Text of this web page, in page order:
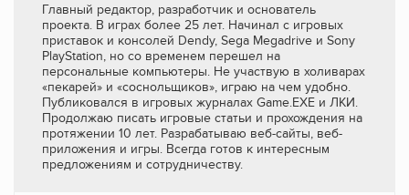
Главный редактор, разработчик и основатель
проекта. В играх более 25 лет. Начинал с игровых
приставок и консолей Dendy, Sega Megadrive и Sony
PlayStation, но со временем перешел на
персональные компьютеры. Не участвую в холиварах
«пекарей» и «соснольщиков», играю на чем удобно.
Публиковался в игровых журналах Game.EXE и ЛКИ.
Продолжаю писать игровые статьи и прохождения на
протяжении 10 лет. Разрабатываю веб-сайты, веб-
приложения и игры. Всегда готов к интересным
предложениям и сотрудничеству.